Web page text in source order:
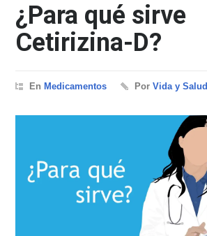
¿Para qué sirve
Cetirizina-D?
En Medicamentos PorVida y Salud